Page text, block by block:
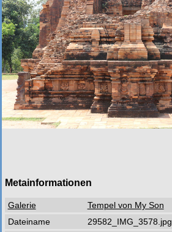
Metainformationen
Galerie
Tempel von My Son
Dateiname
29582_IMG_3578.jpg